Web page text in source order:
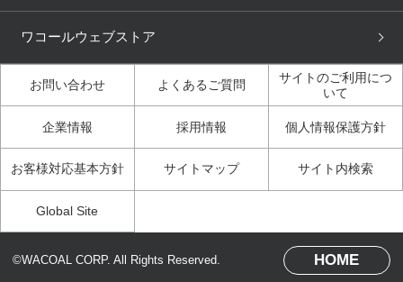
学
ガイド（マンガ）
3Dボディスキャン体験（マ
ワコールウェブストア
お問い合わせ よくあるご質問
サイトのご利用につ
いて
企業情報 採用情報 個人情報保護方針
お客様対応基本方針 サイトマップ サイト内検索
Global Site
©WACOAL CORP. All Rights Reserved. HOME